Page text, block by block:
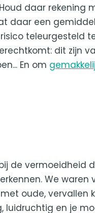
daar rekening
daar een
teleurgesteld
dit zijn
En om
de vermoeidheid
We
oude, vervallen
luidruchtig en je